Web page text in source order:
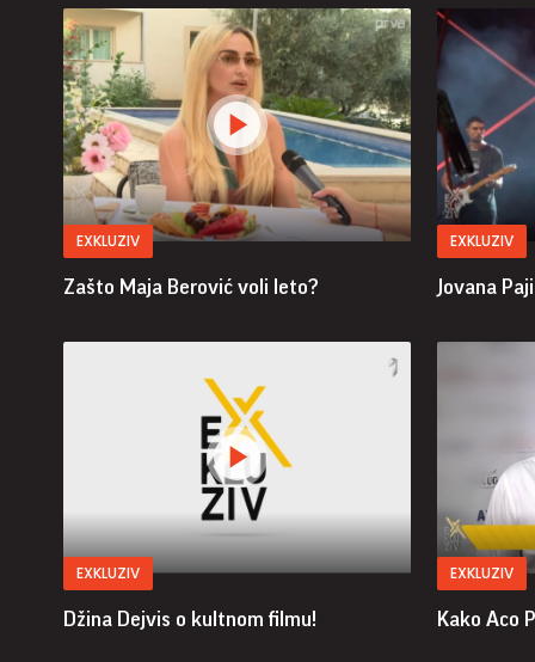
EXKLUZIV
Zašto Maja Berović voli leto?
EXKLUZIV
Jovana
EXKLUZIV
Džina Dejvis o kultnom filmu!
EXKLUZIV
Kako Aco